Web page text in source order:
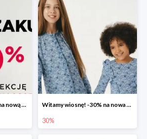
Stylowe zakupy - 30% na nową kolekcję Witamy wiosnę! -30% na nowa kolekcję
30%